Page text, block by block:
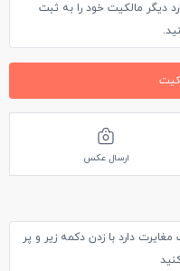
ايستاده و معمولا گروه
ميكنند. فصل ارديبهشت
دارد بسيار ديدني و چشم
اين ييلاق هستند.
دیگر مالکیت خود را به ثبت
ارسال عکس
دارد با زدن دکمه زیر و پر